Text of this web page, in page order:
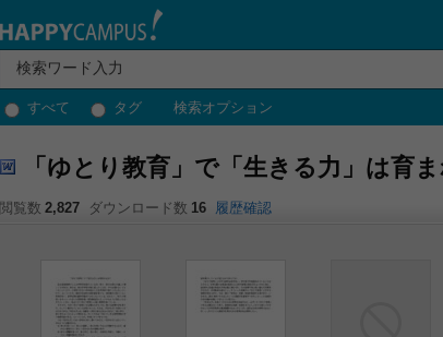
すべて タグ 検索オプション
「ゆとり教育」で「生きる力」は育
閲覧数 2,827 ダウンロード数 16 履歴確認